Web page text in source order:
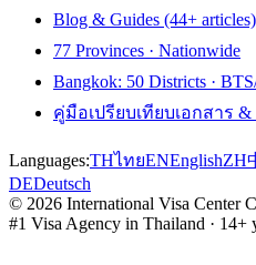
Blog & Guides (44+ articles)
77 Provinces · Nationwide
Bangkok: 50 Districts ·
คู่มือเปรียบเทียบเอกสาร
Languages:THไทยENEnglishZH
DEDeutsch
© 2026 International Visa Center
#1 Visa Agency in Thailand · 14+